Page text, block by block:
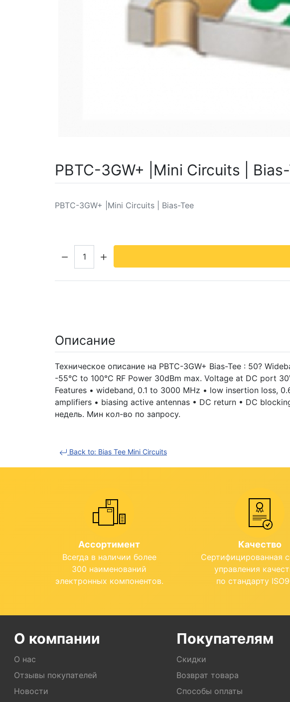
PBTC-3GW+ |Mini Circuits |
PBTC-3GW+ |Mini Circuits | Bias-Tee
Описание
Техническое описание на PBTC-3GW+ Bias-Tee : 50?
-55°C to 100°C RF Power 30dBm max. Voltage at DC port
Features • wideband, 0.1 to 3000 MHz • low insertion loss,
amplifiers • biasing active antennas • DC return • DC
недель. Мин кол-во по запросу.
Back to: Bias Tee Mini Circuits
Ассортимент
Всегда в наличии более
300 наименований
электронных компонентов.
Качество
Сертифицированная
управления
по стандарту
О компании
О нас
Отзывы покупателей
Новости
Покупателям
Скидки
Возврат товара
Способы оплаты